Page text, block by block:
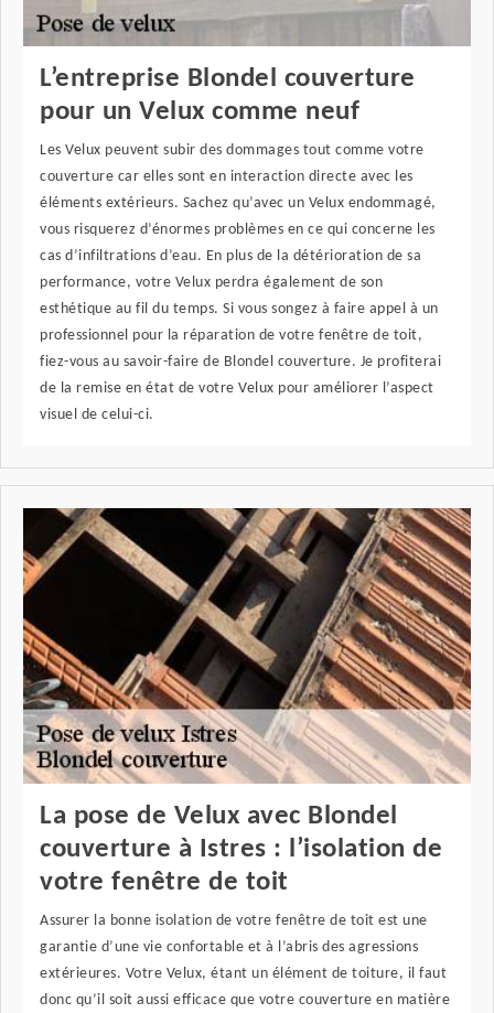
L’entreprise Blondel couverture
pour un Velux comme neuf
Les Velux peuvent subir des dommages tout comme votre
couverture car elles sont en interaction directe avec les
éléments extérieurs. Sachez qu’avec un Velux endommagé,
vous risquerez d’énormes problèmes en ce qui concerne les
cas d’infiltrations d’eau. En plus de la détérioration de sa
performance, votre Velux perdra également de son
esthétique au fil du temps. Si vous songez à faire appel à un
professionnel pour la réparation de votre fenêtre de toit,
fiez-vous au savoir-faire de Blondel couverture. Je profiterai
de la remise en état de votre Velux pour améliorer l’aspect
visuel de celui-ci.
La pose de Velux avec Blondel
couverture à Istres : l’isolation de
votre fenêtre de toit
Assurer la bonne isolation de votre fenêtre de toit est une
garantie d’une vie confortable et à l’abris des agressions
extérieures. Votre Velux, étant un élément de toiture, il faut
donc qu’il soit aussi efficace que votre couverture en matière